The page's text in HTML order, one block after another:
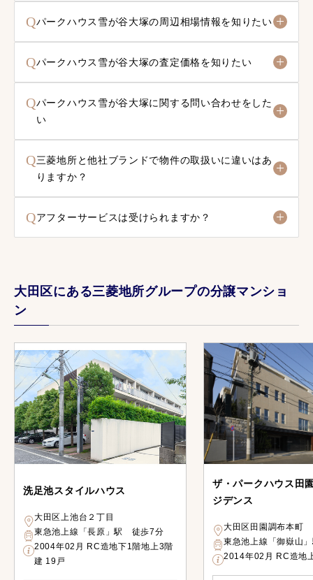
Qパークハウス雪が谷大塚の周辺相場情報を知りたい
Qパークハウス雪が谷大塚の査定価格を知りたい
Qパークハウス雪が谷大塚に関する問い合わせをした
い
Q三菱地所と他社ブランドで物件の取扱いに違いはあ
りますか？
Qアフターサービスは受けられますか？
大田区にある三菱地所グループの分譲マンショ
ン
洗足池スタイルハウス
大田区上池台２丁目
東急池上線「長原」駅 徒歩7分
2004年02月 RC造地下1階地上3階
建 19戸
ザ・パークハウス田
ジデンス
大田区田園調布本町
東急池上線「御嶽山
2014年02月 RC造地